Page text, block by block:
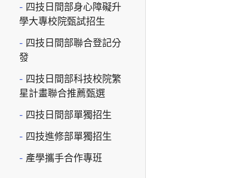
四技日間部身心障礙升
學大專校院甄試招生
四技日間部聯合登記分
發
四技日間部科技校院繁
星計畫聯合推薦甄選
四技日間部單獨招生
四技進修部單獨招生
產學攜手合作專班